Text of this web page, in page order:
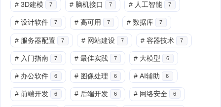
# 3D建模 7 # 脑机接口 7 # 人工智能 7
# 设计软件 7 # 高可用 7 # 数据库 7
# 服务器配置 7 # 网站建设 7 # 容器技术 7
# 入门指南 7 # 最佳实践 7 # 大模型 6
# 办公软件 6 # 图像处理 6 # AI辅助 6
# 前端开发 6 # 后端开发 6 # 网络安全 6